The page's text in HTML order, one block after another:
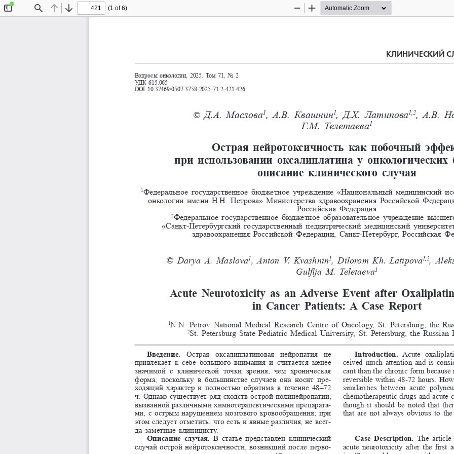
Find Previous
Next
(1 of 6)
Zoom
Zoom
Вопросы онкологии, 2025. Том 71, No 2
УДК 615.065
DOI 10.37469/0507-3758-2025-71-2-421-426
© Д.А. Маслова1 , А.В. Квашнин1 , Д.Х. Латипова1,2, А.В.
Г.М. Телетаева1
Острая нейротоксичность как побочный
при использовании оксалиплатина у онкологических
описание клинического случая
1 Федеральное государственное бюджетное учреждение «Национальный медицинский
онкологии имени Н.Н. Петрова» Министерства здравоохранения Российской
Российская Федерация
2Федеральное государственное бюджетное образовательное учреждение
«Санкт-Петербургский государственный педиатрический медицинский
здравоохранения Российской Федерации, Санкт-Петербург, Российская
© Darya A. Maslova 1 , Anton V. Kvashnin 1 , Dilorom Kh. Latipova1,2 ,
Gulfija M. Teletaeva1
Acute Neurotoxicity as an Adverse Event after
in Cancer Patients: A Case Report
1N.N. Petrov National Medical Research Centre of Oncology, St. Petersburg, the
2St. Petersburg State Pediatric Medical University, St. Petersburg, the Russian
Введение.
Острая  оксалиплатиновая  нейропатия  не
привлекает  к  себе  большого  внимания  и  считается  менее
значимой  с  клинической  точки  зрения,  чем  хроническая
форма,  поскольку  в  большинстве  случаев  она  носит  пре-
ходящий характер и полностью обратима в течение 48–72
ч. Однако существует ряд сходств острой полинейропатии,
вызванной различными химиотерапевтическими препарата-
ми, с острым нарушением мозгового кровообращения; при
этом следует отметить, что есть и явные различия, не всег-
да заметные клиницисту.
Описание случая.
В статье представлен клинический
случай острой нейротоксичности, возникший после перво-
Introduction.
Acute
ceived much attention and is
cant than the chronic form because
reversible within 48-72 hours.
similarities  between  acute
chemotherapeutic drugs and acute
though it should be noted that
that are not always obvious to the
Case  Description.
The  article
acute neurotoxicity after the first